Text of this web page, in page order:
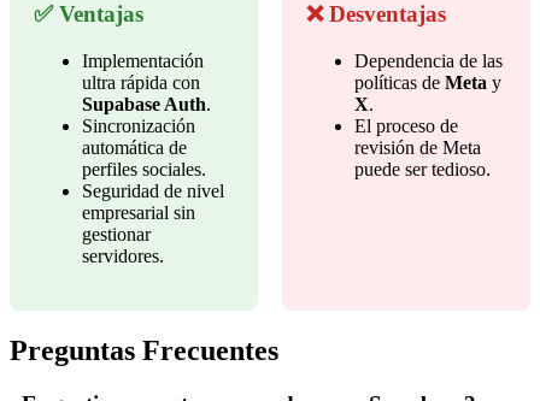
✅ Ventajas
Implementación
ultra rápida con
Supabase Auth.
Sincronización
automática de
perfiles sociales.
Seguridad de nivel
empresarial sin
gestionar
servidores.
❌ Desventajas
Dependencia de las
políticas de Meta y
X.
El proceso de
revisión de Meta
puede ser tedioso.
Preguntas Frecuentes